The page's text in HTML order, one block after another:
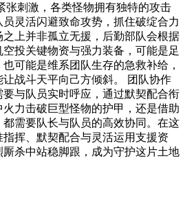
张刺激，各类怪物拥有独特的攻击
灵活闪避致命攻势，抓住破绽合力
上并非孤立无援，后勤部队会根据
投关键物资与强力装备，可能是足
可能是维系团队生存的急救补给，
战斗天平向己方倾斜。 团队协作
与队员实时呼应，通过默契配合衔
力击破巨型怪物的护甲，还是借助
需要队长与队员的高效协同。在这
挥、默契配合与灵活运用支援资
杀中站稳脚跟，成为守护这片土地